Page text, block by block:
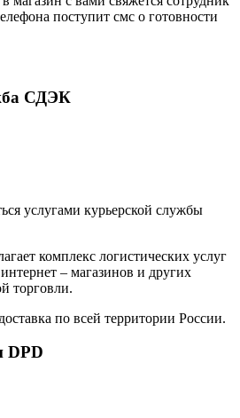
поступит смс о готовности
СДЭК
услугами курьерской службы
комплекс логистических услуг
– магазинов и других
торговли.
по всей территории России.
DPD